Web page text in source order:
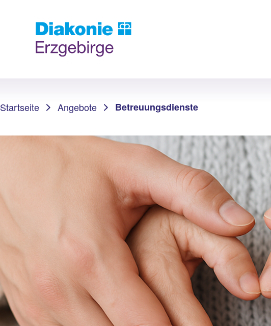
Startseite Angebote Betreuungsdienste